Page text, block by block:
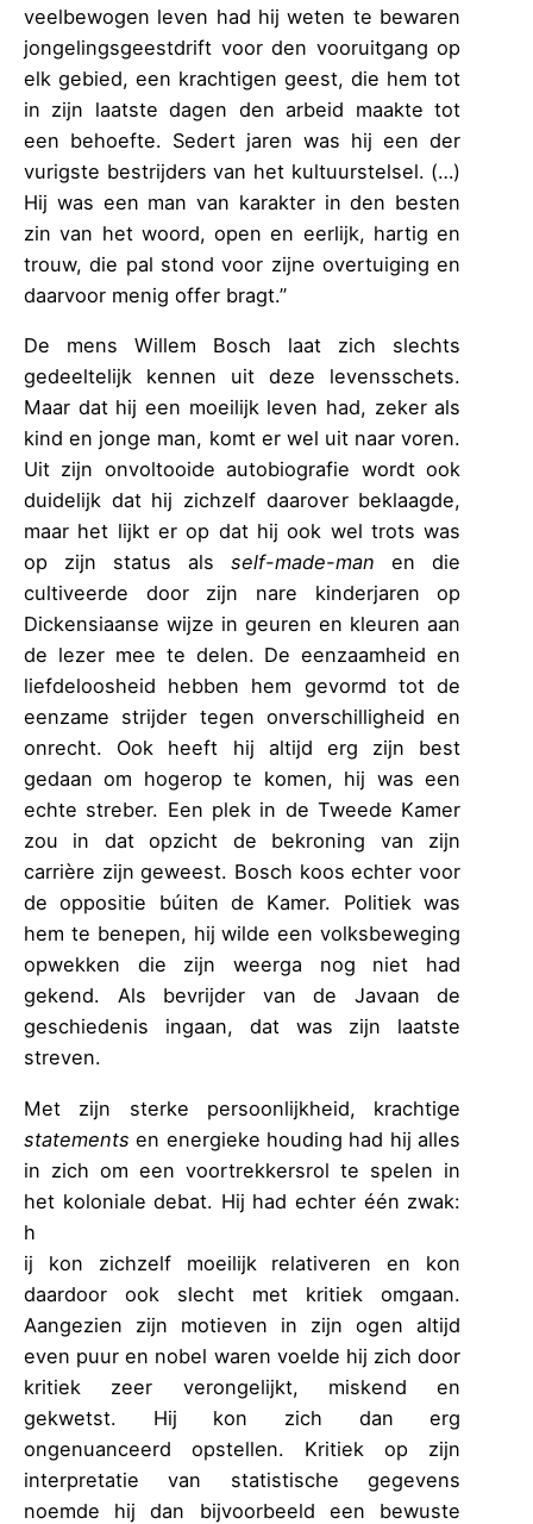
veelbewogen leven had hij weten te bewaren
jongelingsgeestdrift voor den vooruitgang op
elk gebied, een krachtigen geest, die hem tot
in zijn laatste dagen den arbeid maakte tot
een behoefte. Sedert jaren was hij een der
vurigste bestrijders van het kultuurstelsel. (…)
Hij was een man van karakter in den besten
zin van het woord, open en eerlijk, hartig en
trouw, die pal stond voor zijne overtuiging en
daarvoor menig offer bragt.”
De mens Willem Bosch laat zich slechts
gedeeltelijk kennen uit deze levensschets.
Maar dat hij een moeilijk leven had, zeker als
kind en jonge man, komt er wel uit naar voren.
Uit zijn onvoltooide autobiografie wordt ook
duidelijk dat hij zichzelf daarover beklaagde,
maar het lijkt er op dat hij ook wel trots was
op zijn status alsself-made-man en die
cultiveerde door zijn nare kinderjaren op
Dickensiaanse wijze in geuren en kleuren aan
de lezer mee te delen. De eenzaamheid en
liefdeloosheid hebben hem gevormd tot de
eenzame strijder tegen onverschilligheid en
onrecht. Ook heeft hij altijd erg zijn best
gedaan om hogerop te komen, hij was een
echte streber. Een plek in de Tweede Kamer
zou in dat opzicht de bekroning van zijn
carrière zijn geweest. Bosch koos echter voor
de oppositie búiten de Kamer. Politiek was
hem te benepen, hij wilde een volksbeweging
opwekken die zijn weerga nog niet had
gekend. Als bevrijder van de Javaan de
geschiedenis ingaan, dat was zijn laatste
streven.
Met zijn sterke persoonlijkheid, krachtige
statements en energieke houding had hij alles
in zich om een voortrekkersrol te spelen in
het koloniale debat. Hij had echter één zwak:
h
ij kon zichzelf moeilijk relativeren en kon
daardoor ook slecht met kritiek omgaan.
Aangezien zijn motieven in zijn ogen altijd
even puur en nobel waren voelde hij zich door
kritiek zeer verongelijkt, miskend en
gekwetst. Hij kon zich dan erg
ongenuanceerd opstellen. Kritiek op zijn
interpretatie van statistische gegevens
noemde hij dan bijvoorbeeld een bewuste